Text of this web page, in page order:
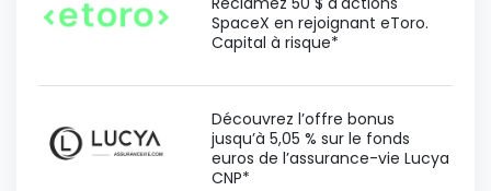
SpaceX en rejoignant eToro.
Capital à risque*
Découvrez l’offre bonus
jusqu’à 5,05 % sur le fonds
euros de l’assurance-vie Lucya
CNP*